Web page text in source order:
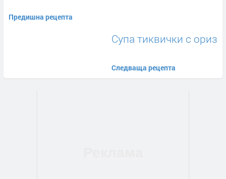
Предишна рецепта
Супа тиквички с ориз
Следваща рецепта